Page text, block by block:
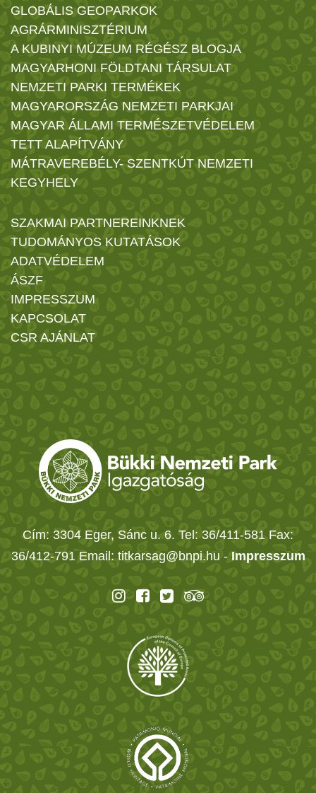
GLOBÁLIS GEOPARKOK
AGRÁRMINISZTÉRIUM
A KUBINYI MÚZEUM RÉGÉSZ BLOGJA
MAGYARHONI FÖLDTANI TÁRSULAT
NEMZETI PARKI TERMÉKEK
MAGYARORSZÁG NEMZETI PARKJAI
MAGYAR ÁLLAMI TERMÉSZETVÉDELEM
TETT ALAPÍTVÁNY
MÁTRAVEREBÉLY- SZENTKÚT NEMZETI
KEGYHELY
SZAKMAI PARTNEREINKNEK
TUDOMÁNYOS KUTATÁSOK
ADATVÉDELEM
ÁSZF
IMPRESSZUM
KAPCSOLAT
CSR AJÁNLAT
Cím: 3304 Eger, Sánc u. 6. Tel: 36/411-581 Fax:
36/412-791 Email: titkarsag@bnpi.hu - Impresszum